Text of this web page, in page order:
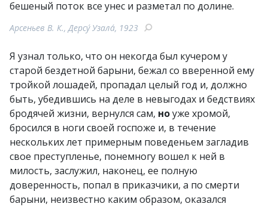
бешеный поток все унес и разметал по долине.
Арсеньев В. К., Дерсу́ Узала́, 1923
Я узнал только, что он некогда был кучером у
старой бездетной барыни, бежал со вверенной ему
тройкой лошадей, пропадал целый год и, должно
быть, убедившись на деле в невыгодах и бедствиях
бродячей жизни, вернулся сам, ноуже хромой,
бросился в ноги своей госпоже и, в течение
нескольких лет примерным поведеньем загладив
свое преступленье, понемногу вошел к ней в
милость, заслужил, наконец, ее полную
доверенность, попал в приказчики, а по смерти
барыни, неизвестно каким образом, оказался